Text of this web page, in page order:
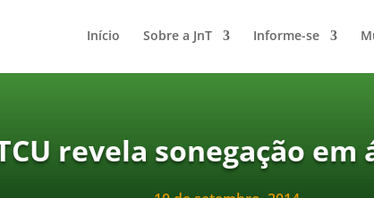
Início Sobre a JnT Informe-se
revela sonegação em